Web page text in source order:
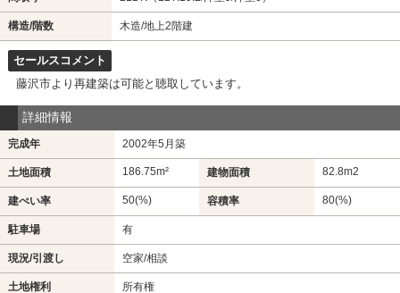
構造/階数 木造/地上2階建
セールスコメント
藤沢市より再建築は可能と聴取しています。
詳細情報
完成年 2002年5月築
土地面積 186.75m² 建物面積 82.8m2
建ぺい率 50(%) 容積率 80(%)
駐車場 有
現況/引渡し 空家/相談
土地権利 所有権